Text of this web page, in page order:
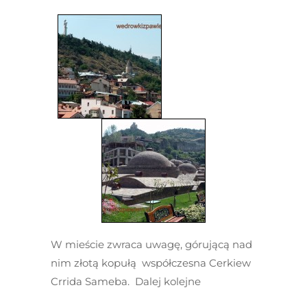
W mieście zwraca uwagę, górującą nad
nim złotą kopułą współczesna Cerkiew
Crrida Sameba. Dalej kolejne